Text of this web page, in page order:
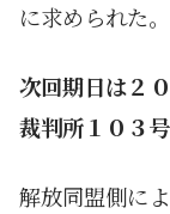
に求められた。
次回期日は２
裁判所１０３
解放同盟側に